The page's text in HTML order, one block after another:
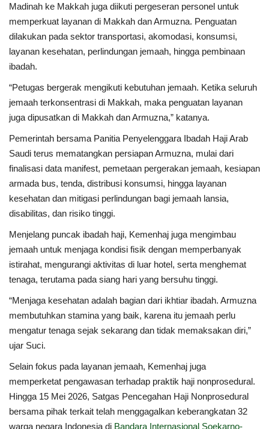
Madinah ke Makkah juga diikuti pergeseran personel untuk
memperkuat layanan di Makkah dan Armuzna. Penguatan
dilakukan pada sektor transportasi, akomodasi, konsumsi,
layanan kesehatan, perlindungan jemaah, hingga pembinaan
ibadah.
“Petugas bergerak mengikuti kebutuhan jemaah. Ketika seluruh
jemaah terkonsentrasi di Makkah, maka penguatan layanan
juga dipusatkan di Makkah dan Armuzna,” katanya.
Pemerintah bersama Panitia Penyelenggara Ibadah Haji Arab
Saudi terus mematangkan persiapan Armuzna, mulai dari
finalisasi data manifest, pemetaan pergerakan jemaah, kesiapan
armada bus, tenda, distribusi konsumsi, hingga layanan
kesehatan dan mitigasi perlindungan bagi jemaah lansia,
disabilitas, dan risiko tinggi.
Menjelang puncak ibadah haji, Kemenhaj juga mengimbau
jemaah untuk menjaga kondisi fisik dengan memperbanyak
istirahat, mengurangi aktivitas di luar hotel, serta menghemat
tenaga, terutama pada siang hari yang bersuhu tinggi.
“Menjaga kesehatan adalah bagian dari ikhtiar ibadah. Armuzna
membutuhkan stamina yang baik, karena itu jemaah perlu
mengatur tenaga sejak sekarang dan tidak memaksakan diri,”
ujar Suci.
Selain fokus pada layanan jemaah, Kemenhaj juga
memperketat pengawasan terhadap praktik haji nonprosedural.
Hingga 15 Mei 2026, Satgas Pencegahan Haji Nonprosedural
bersama pihak terkait telah menggagalkan keberangkatan 32
warga negara Indonesia di Bandara Internasional Soekarno-